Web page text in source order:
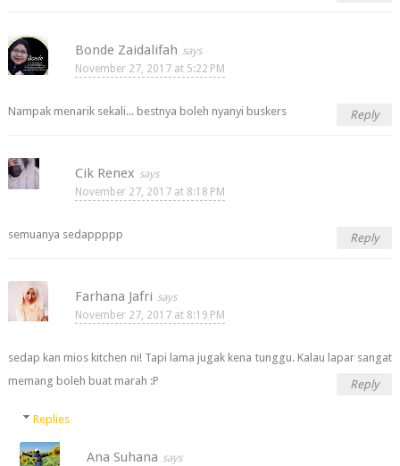
Bonde Zaidalifah
November 27, 2017 at 5:22 PM
Nampak menarik sekali... bestnya boleh nyanyi buskers Reply
Cik Renex
November 27, 2017 at 8:18 PM
semuanya sedappppp Reply
Farhana Jafri
November 27, 2017 at 8:19 PM
sedap kan mios kitchen ni! Tapi lama jugak kena tunggu. Kalau lapar sangat
memang boleh buat marah :P
Reply
Replies
Ana Suhana